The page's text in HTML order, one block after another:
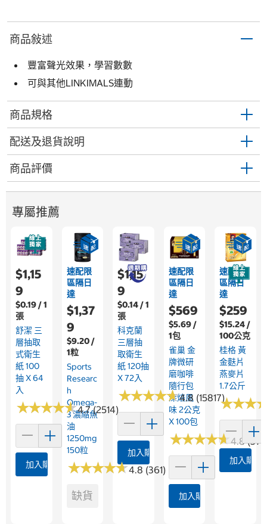
商品敍述
豐富聲光效果，學習數數
可與其他LINKIMALS連動
商品規格
配送及退貨說明
商品評價
專屬推薦
$1,15
9
$0.19 / 1
張
舒潔 三
層抽取
式衛生
紙 100
抽 X 64
入
★★★★★
★★★★★4.7 (2514)
加入購物車
速配限
區隔日
達
$1,37
9
$9.20 /
1粒
Sports
Researc
H
Omega-
3 濃縮魚
油
1250mg
150粒
★★★★★
★★★★★4.8 (361)
缺貨
$1,15
9
$0.14 / 1
張
科克蘭
三層抽
取衛生
紙 120抽
X 72入
★★★★★
★★★★★4.8 (15817)
加入購物車
速配限
區隔日
達
$569
$5.69 /
1包
雀巢 金
牌微研
磨咖啡
隨行包
深焙風
味 2公克
X 100包
★★★★★
★★★★★4.8
加入購物車
速配限
區隔日
達
$259
$15.24 /
100公克
桂格 黃
金麩片
燕麥片
1.7公斤
★★★
★★★
加入購物